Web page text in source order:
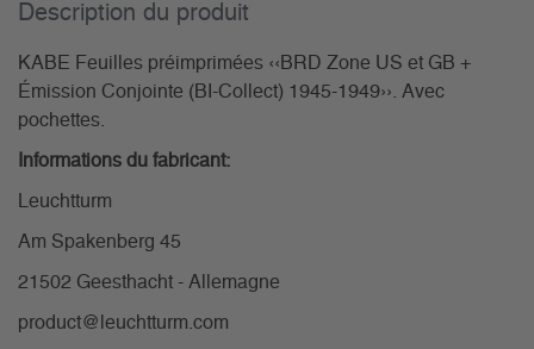
Description du­ produit
KABE Feuilles préimprimées ‹‹BRD Zone US et GB +
Émission Conjointe (BI-Collect) 1945-1949››. Avec
pochettes.
Informations du fabricant:
Leuchtturm
Am Spakenberg 45
21502 Geesthacht - Allemagne
product@leuchtturm.com